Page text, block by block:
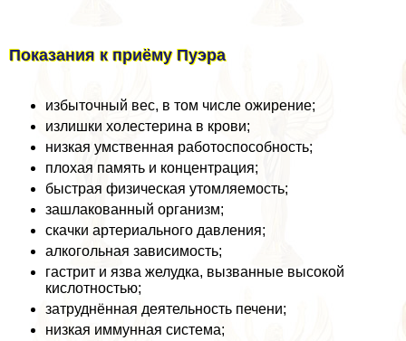
Показания к приёму Пуэра
избыточный вес, в том числе ожирение;
излишки холестерина в крови;
низкая умственная работоспособность;
плохая память и концентрация;
быстрая физическая утомляемость;
зашлакованный организм;
скачки артериального давления;
алкогольная зависимость;
гастрит и язва желудка, вызванные высокой
кислотностью;
затруднённая деятельность печени;
низкая иммунная система;